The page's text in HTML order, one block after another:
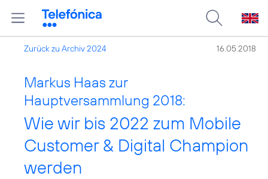
Zurück zu Archiv 2024 16.05.2018
Markus Haas zur
Hauptversammlung 2018:
Wie wir bis 2022 zum Mobile
Customer & Digital Champion
werden